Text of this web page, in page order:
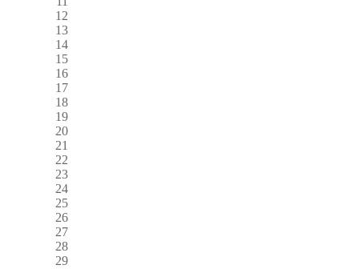
12
13
14
15
16
17
18
19
20
21
22
23
24
25
26
27
28
29